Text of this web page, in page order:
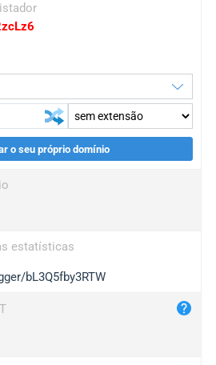
o seu próprio domínio
estatísticas
bL3Q5fby3RTW